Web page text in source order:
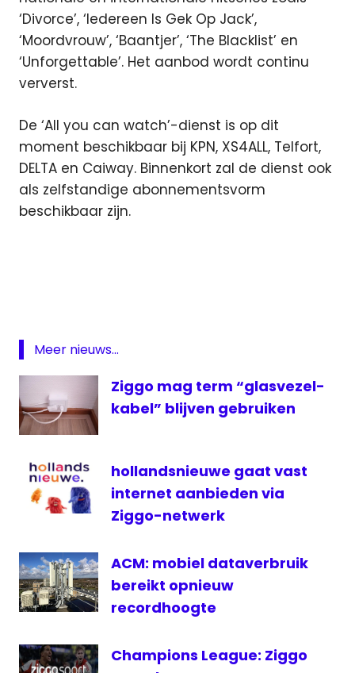
‘Divorce’, ‘Iedereen Is Gek Op Jack’,
‘Moordvrouw’, ‘Baantjer’, ‘The Blacklist’ en
‘Unforgettable’. Het aanbod wordt continu
ververst.
De ‘All you can watch’-dienst is op dit
moment beschikbaar bij KPN, XS4ALL, Telfort,
DELTA en Caiway. Binnenkort zal de dienst ook
als zelfstandige abonnementsvorm
beschikbaar zijn.
Way
Glasvezel
nederland
televisie
Videoland
Videoland
Unlimited
Meer nieuws...
Ziggo mag term “glasvezel-
kabel” blijven gebruiken
hollandsnieuwe gaat vast
internet aanbieden via
Ziggo-netwerk
ACM: mobiel dataverbruik
bereikt opnieuw
recordhoogte
Champions League: Ziggo